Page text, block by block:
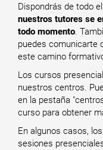
Dispondrás de todo
nuestros tutores se
todo momento.
puedes comunicarte
este camino
Los cursos
nuestros centros.
en la pestaña
curso para obtener
En algunos casos,
sesiones